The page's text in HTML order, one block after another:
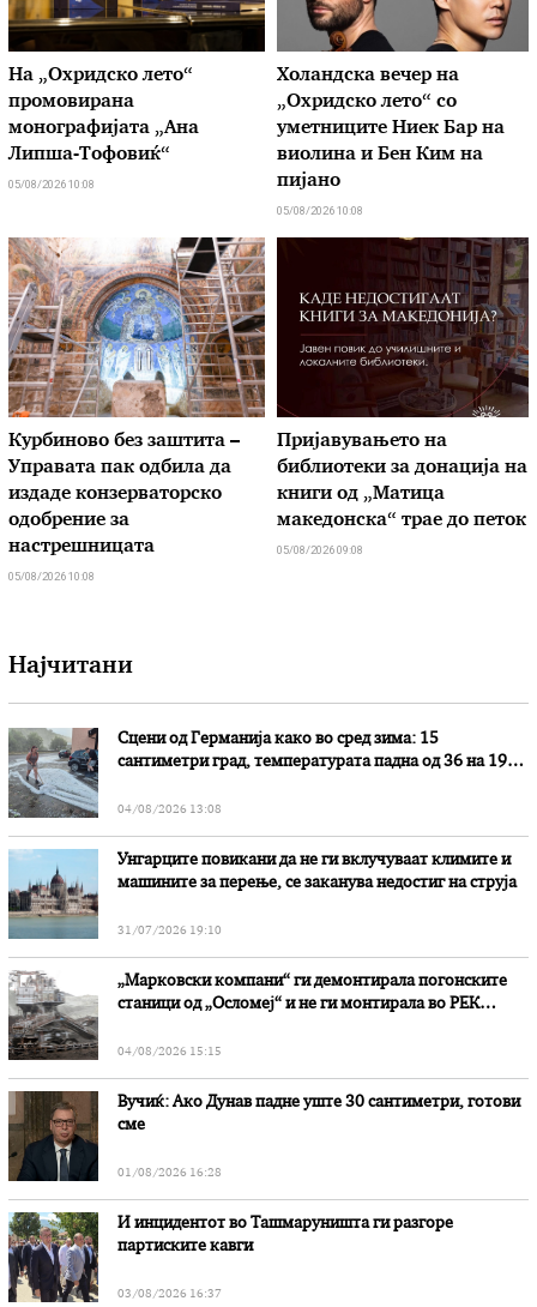
На „Охридско лето“
промовирана
монографијата „Ана
Липша-Тофовиќ“
05/08/2026 10:08
Холандска вечер на
„Охридско лето“ со
уметниците Ниек Бар на
виолина и Бен Ким на
пијано
05/08/2026 10:08
Курбиново без заштита –
Управата пак одбила да
издаде конзерваторско
одобрение за
настрешницата
05/08/2026 10:08
Пријавувањето на
библиотеки за донација на
книги од „Матица
македонска“ трае до петок
05/08/2026 09:08
Најчитани
Сцени од Германија како во сред зима: 15
сантиметри град, температурата падна од 36 на 19
04/08/2026 13:08
Унгарците повикани да не ги вклучуваат климите и
машините за перење, се заканува недостиг на струја
31/07/2026 19:10
„Марковски компани“ ги демонтирала погонските
станици од „Осломеј“ и не ги монтирала во РЕК
04/08/2026 15:15
Вучиќ: Ако Дунав падне уште 30 сантиметри, готови
сме
01/08/2026 16:28
И инцидентот во Ташмаруништa ги разгоре
партиските кавги
03/08/2026 16:37